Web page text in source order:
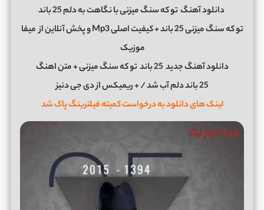
دانلود آهنگتو که سنگ میزنی با نگاهت به دلم 25 باند
تو که سنگ میزنی 25 باند + کیفیت اصلی Mp3 و پخش آنلاین از
میفا
موزیک
دانلود آهنگ جدید 25 باند
تو که سنگ میزنی + متن اهنگ
25 باند دلم آب شد / + ریمیکس از دی جی دنیز
لینک های دانلود به درخواستکمیته فیلترینگ پاک شد